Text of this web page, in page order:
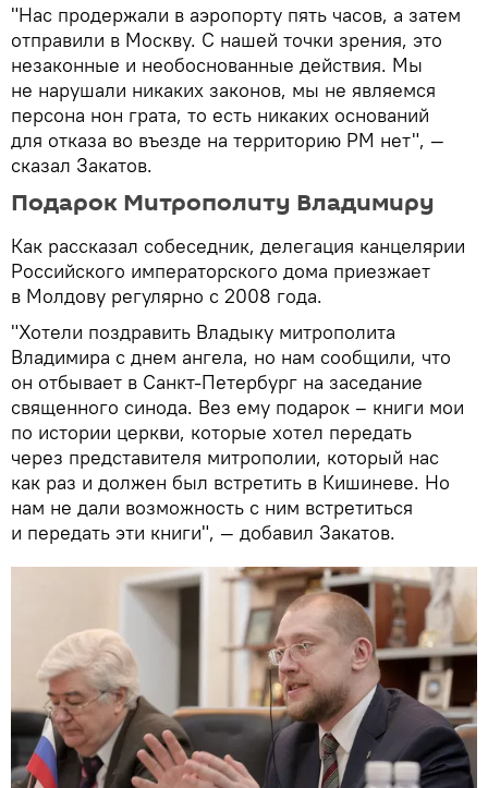
"Нас продержали в аэропорту пять часов, а затем
отправили в Москву. С нашей точки зрения, это
незаконные и необоснованные действия. Мы
не нарушали никаких законов, мы не являемся
персона нон грата, то есть никаких оснований
для отказа во въезде на территорию РМ нет", —
сказал Закатов.
Подарок Митрополиту Владимиру
Как рассказал собеседник, делегация канцелярии
Российского императорского дома приезжает
в Молдову регулярно с 2008 года.
"Хотели поздравить Владыку митрополита
Владимира с днем ангела, но нам сообщили, что
он отбывает в Санкт-Петербург на заседание
священного синода. Вез ему подарок – книги мои
по истории церкви, которые хотел передать
через представителя митрополии, который нас
как раз и должен был встретить в Кишиневе. Но
нам не дали возможность с ним встретиться
и передать эти книги", — добавил Закатов.